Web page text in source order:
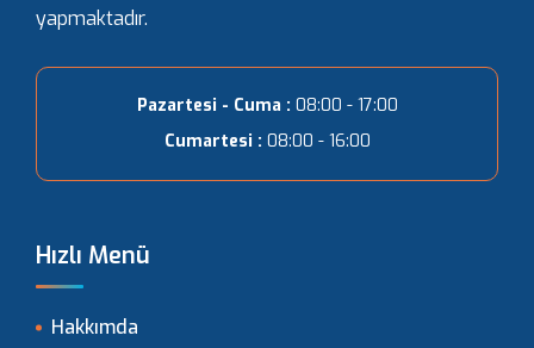
yapmaktadır.
Pazartesi - Cuma : 08:00 - 17:00
Cumartesi : 08:00 - 16:00
Hızlı Menü
Hakkımda